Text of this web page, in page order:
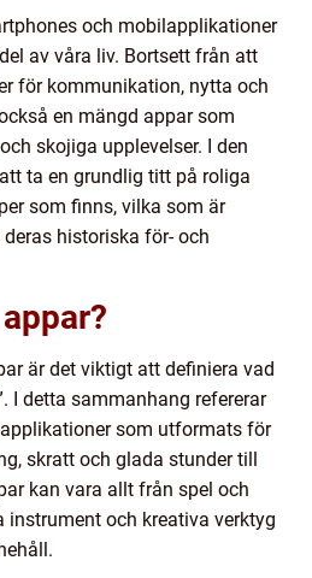
och mobilapplikationer
av våra liv. Bortsett från att
för kommunikation, nytta och
en mängd appar som
skojiga upplevelser. I den
ta en grundlig titt på roliga
som finns, vilka som är
historiska för- och
är det viktigt att definiera vad
I detta sammanhang refererar
som utformats för
skratt och glada stunder till
kan vara allt från spel och
och kreativa verktyg